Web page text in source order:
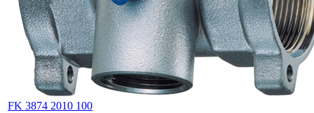
FK 3874 2010 100